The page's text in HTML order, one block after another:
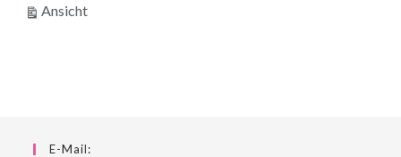
Ansichtausdrucken
E-Mail: